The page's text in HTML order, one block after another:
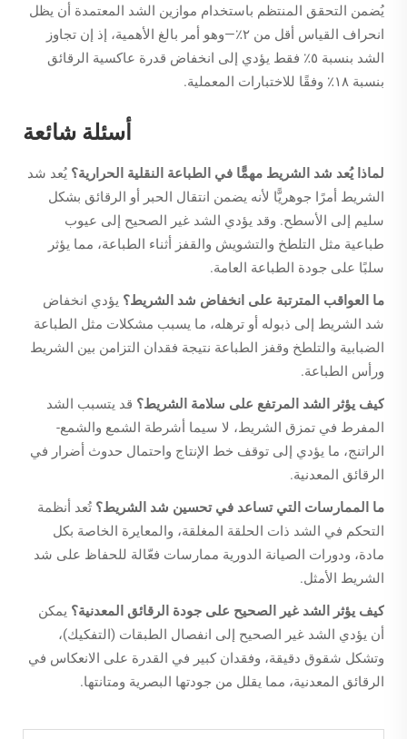
يُضمن التحقق المنتظم باستخدام موازين الشد المعتمدة أن يظل
انحراف القياس أقل من ٢٪—وهو أمر بالغ الأهمية، إذ إن تجاوز
الشد بنسبة ٥٪ فقط يؤدي إلى انخفاض قدرة عاكسية الرقائق
بنسبة ١٨٪ وفقًا للاختبارات المعملية.
أسئلة شائعة
لماذا يُعد شد الشريط مهمًّا في الطباعة النقلية الحرارية؟ يُعد شد
الشريط أمرًا جوهريًّا لأنه يضمن انتقال الحبر أو الرقائق بشكل
سليم إلى الأسطح. وقد يؤدي الشد غير الصحيح إلى عيوب
طباعية مثل التلطخ والتشويش والقفز أثناء الطباعة، مما يؤثر
سلبًا على جودة الطباعة العامة.
ما العواقب المترتبة على انخفاض شد الشريط؟ يؤدي انخفاض
شد الشريط إلى ذبوله أو ترهله، ما يسبب مشكلات مثل الطباعة
الضبابية والتلطخ وقفز الطباعة نتيجة فقدان التزامن بين الشريط
ورأس الطباعة.
كيف يؤثر الشد المرتفع على سلامة الشريط؟ قد يتسبب الشد
المفرط في تمزق الشريط، لا سيما أشرطة الشمع والشمع-
الراتنج، ما يؤدي إلى توقف خط الإنتاج واحتمال حدوث أضرار في
الرقائق المعدنية.
ما الممارسات التي تساعد في تحسين شد الشريط؟ تُعد أنظمة
التحكم في الشد ذات الحلقة المغلقة، والمعايرة الخاصة بكل
مادة، ودورات الصيانة الدورية ممارسات فعّالة للحفاظ على شد
الشريط الأمثل.
كيف يؤثر الشد غير الصحيح على جودة الرقائق المعدنية؟ يمكن
أن يؤدي الشد غير الصحيح إلى انفصال الطبقات (التفكيك)،
وتشكل شقوق دقيقة، وفقدان كبير في القدرة على الانعكاس في
الرقائق المعدنية، مما يقلل من جودتها البصرية ومتانتها.